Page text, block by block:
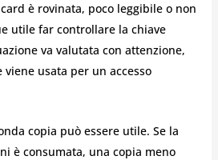
è rovinata, poco leggibile o non
utile far controllare la chiave
va valutata con attenzione,
usata per un accesso
copia può essere utile. Se la
è consumata, una copia meno